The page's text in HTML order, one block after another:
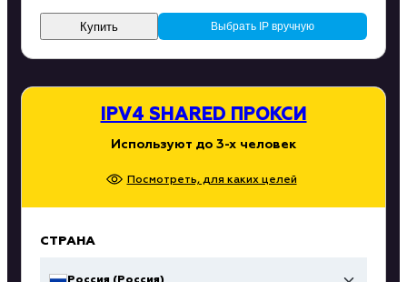
IPV4 SHARED ПРОКСИ
Используют до 3-х человек
Посмотреть, для каких целей
СТРАНА
Выбрать IP вручную
Купить